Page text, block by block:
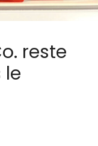
reste